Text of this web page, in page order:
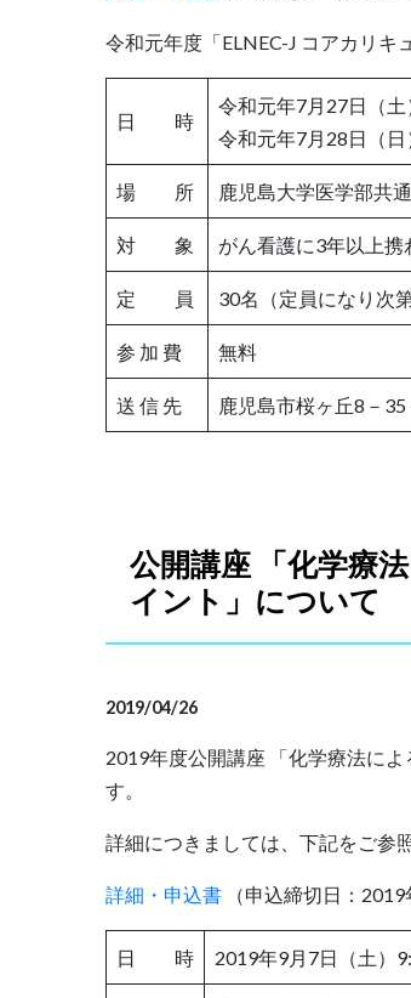
令和元年度「ELNEC-J コアカリ
日 時
令和元年7月27日（
令和元年7月28日（
場 所 鹿児島大学医学部共
対 象 がん看護に3年以上
定 員 30名（定員になり次
参 加 費 無料
送 信 先 鹿児島市桜ヶ丘8－
公開講座 「化学療
イント」について
2019/04/26
2019年度公開講座 「化学療法に
す。
詳細につきましては、下記をご参
詳細・申込書 （申込締切日：
日 時 2019年9月7日（土）